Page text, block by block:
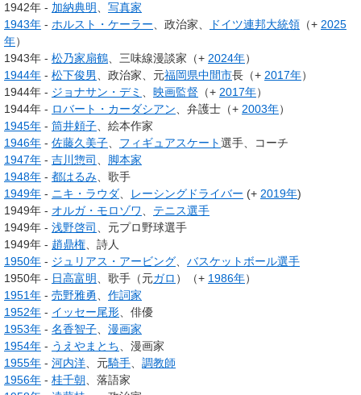
1942年 - 加納典明
写真家
1943年 - ホルスト・ケーラー 、政治家、 ドイツ連邦大統領 （+ 2025
年）
1943年 - 松乃家扇鶴 、三味線漫談家（+ 2024年）
1944年 - 松下俊男 、政治家、元福岡県中間市長（+ 2017年）
1944年 - ジョナサン・デミ 映画監督 （+ 2017年）
1944年 - ロバート・カーダシアン 、弁護士（+ 2003年）
1945年 - 筒井頼子 、絵本作家
1946年 - 佐藤久美子 フィギュアスケート選手、コーチ
1947年 - 吉川惣司
脚本家
1948年 - 都はるみ 、歌手
1949年 - ニキ・ラウダ レーシングドライバー (+ 2019年)
1949年 - オルガ・モロゾワ
テニス選手
1949年 - 浅野啓司
、元プロ野球選手
1949年 - 趙鼎権 、詩人
1950年 - ジュリアス・アービング
バスケットボール選手
1950年 - 日高富明 、歌手（元ガロ ）（+ 1986年）
1951年 - 売野雅勇
作詞家
1952年 - イッセー尾形 、俳優
1953年 - 名香智子
漫画家
1954年 - うえやまとち 、漫画家
1955年 - 河内洋 、元騎手
調教師
1956年 - 桂千朝 、落語家